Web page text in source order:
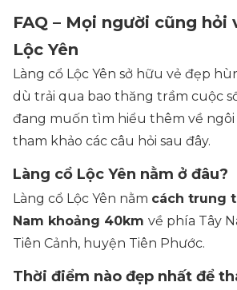
FAQ – Mọi người cũng hỏi
Lộc Yên
Làng cổ Lộc Yên sở hữu vẻ đẹp
dù trải qua bao thăng trầm cuộc
đang muốn tìm hiểu thêm về ngôi
tham khảo các câu hỏi sau đây.
Làng cổ Lộc Yên nằm ở đâu?
Làng cổ Lộc Yên nằm cách trung
Nam khoảng 40km về phía Tây
Tiên Cảnh, huyện Tiên Phước.
Thời điểm nào đẹp nhất để